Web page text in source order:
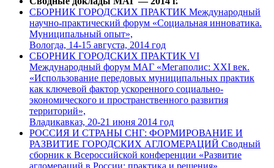
СБОРНИК ГОРОДСКИХ ПРАКТИК Международный
научно-практический форум «Социальная инноватика.
Муниципальный опыт»,
Вологда, 14-15 августа, 2014 год
СБОРНИК ГОРОДСКИХ ПРАКТИК VI
Международный форум МАГ «Мегаполис: XXI век.
«Использование передовых муниципальных практик
как ключевой фактор ускоренного социально-
экономического и пространственного развития
территорий»,
Владикавказ, 20-21 июня 2014 год
РОССИЯ И СТРАНЫ СНГ: ФОРМИРОВАНИЕ И
РАЗВИТИЕ ГОРОДСКИХ АГЛОМЕРАЦИЙ Сводный
сборник к Всероссийской конференции «Развитие